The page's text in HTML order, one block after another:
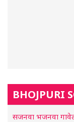
BHOJPURI
सजनवा भजनवा